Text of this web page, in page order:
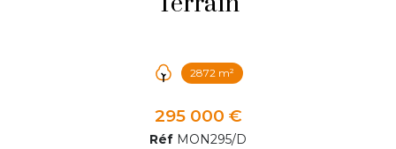
2872 m²
295 000 €
Réf MON295/D